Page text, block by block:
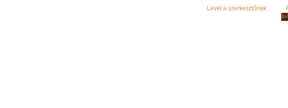
Levél a szerkesztőnek